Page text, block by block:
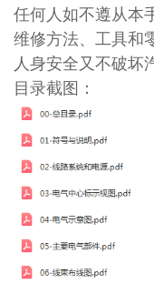
任何人如不遵从本
维修方法、工具和
人身安全又不破坏
目录截图：